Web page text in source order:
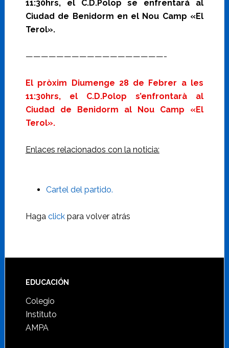
11:30hrs, el C.D.Polop se enfrentará al
Ciudad de Benidorm en el Nou Camp «El
Terol».
——————————————————-
El pròxim Diumenge 28 de Febrer a les
11:30hrs, el C.D.Polop s’enfrontarà al
Ciudad de Benidorm al Nou Camp «El
Terol».
Enlaces relacionados con la noticia:
Cartel del partido.
Haga clickpara volver atrás
Footer
EDUCACIÓN
Colegio
Instituto
AMPA